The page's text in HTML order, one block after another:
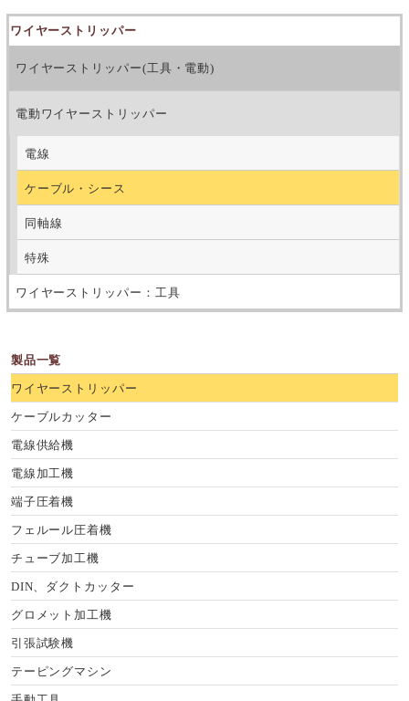
ワイヤーストリッパー
ワイヤーストリッパー(工具・電動)
電動ワイヤーストリッパー
電線
ケーブル・シース
同軸線
特殊
ワイヤーストリッパー：工具
製品一覧
ワイヤーストリッパー
ケーブルカッター
電線供給機
電線加工機
端子圧着機
フェルール圧着機
チューブ加工機
DIN、ダクトカッター
グロメット加工機
引張試験機
テーピングマシン